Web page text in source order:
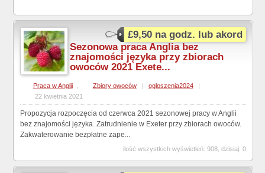
£9,50 na godz. lub akord
Sezonowa praca Anglia bez
znajomości języka przy zbiorach
owoców 2021 Exete...
Praca w Anglii Zbiory owoców ogloszenia2024
22 kwietnia 2021
Propozycja rozpoczęcia od czerwca 2021 sezonowej pracy w Anglii
bez znajomości języka. Zatrudnienie w Exeter przy zbiorach owoców.
Zakwaterowanie bezpłatne zape...
ilość wszystkich wyświetleń: 908, dzisiaj: 0